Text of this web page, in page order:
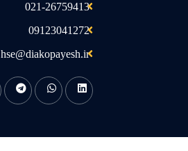
021-26759413
09123041272
hse@diakopayesh.ir